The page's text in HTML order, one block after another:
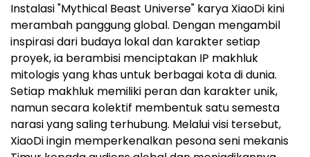
Instalasi "Mythical Beast Universe" karya XiaoDi kini
merambah panggung global. Dengan mengambil
inspirasi dari budaya lokal dan karakter setiap
proyek, ia berambisi menciptakan IP makhluk
mitologis yang khas untuk berbagai kota di dunia.
Setiap makhluk memiliki peran dan karakter unik,
namun secara kolektif membentuk satu semesta
narasi yang saling terhubung. Melalui visi tersebut,
XiaoDi ingin memperkenalkan pesona seni mekanis